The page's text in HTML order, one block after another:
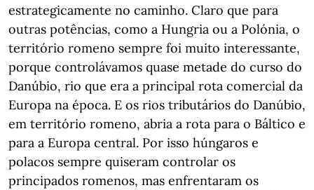
estrategicamente no caminho. Claro que para
outras potências, como a Hungria ou a Polónia, o
território romeno sempre foi muito interessante,
porque controlávamos quase metade do curso do
Danúbio, rio que era a principal rota comercial da
Europa na época. E os rios tributários do Danúbio,
em território romeno, abria a rota para o Báltico e
para a Europa central. Por isso húngaros e
polacos sempre quiseram controlar os
principados romenos, mas enfrentaram os